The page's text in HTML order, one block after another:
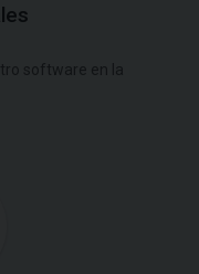
software en la